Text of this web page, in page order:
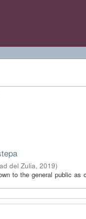
del Zulia, 2019)
to the general public as